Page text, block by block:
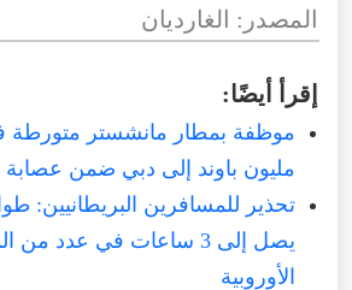
المصدر : الغارديان
إقرأ أيضًا:
مليون باوند إلى دبي ضمن عصابة
تحذير للمسافرين البريطانيين:
يصل إلى 3 ساعات في عدد
الأوروبية